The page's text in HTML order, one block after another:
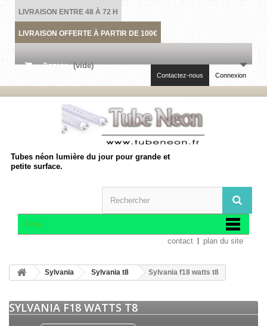
LIVRAISON ENTRE 48 À 72 H
LIVRAISON OFFERTE À PARTIR DE 100€
Panier (vide)
Connexion
Contactez-nous
Tubes néon lumière du jour pour grande et
petite surface.
Menu
contact plan du site
Sylvania Sylvania t8 Sylvania f18 watts t8
SYLVANIA F18 WATTS T8